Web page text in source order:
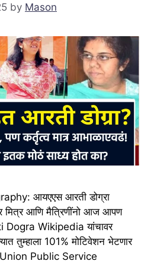
by Mason
आयएएस आरती डोग्रा
मित्र आणि मैत्रिणींनो आज आपण
Dogra Wikipedia यांचावर
तुम्हाला 101% मोटिवेशन भेटणार
Public Service